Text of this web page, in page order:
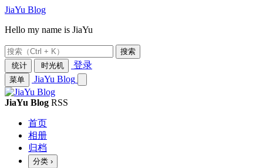
JiaYu Blog
Hello my name is JiaYu
搜索
统计
时光机 登录
菜单 JiaYu Blog
JiaYu Blog RSS
首页
相册
归档
分类 ›